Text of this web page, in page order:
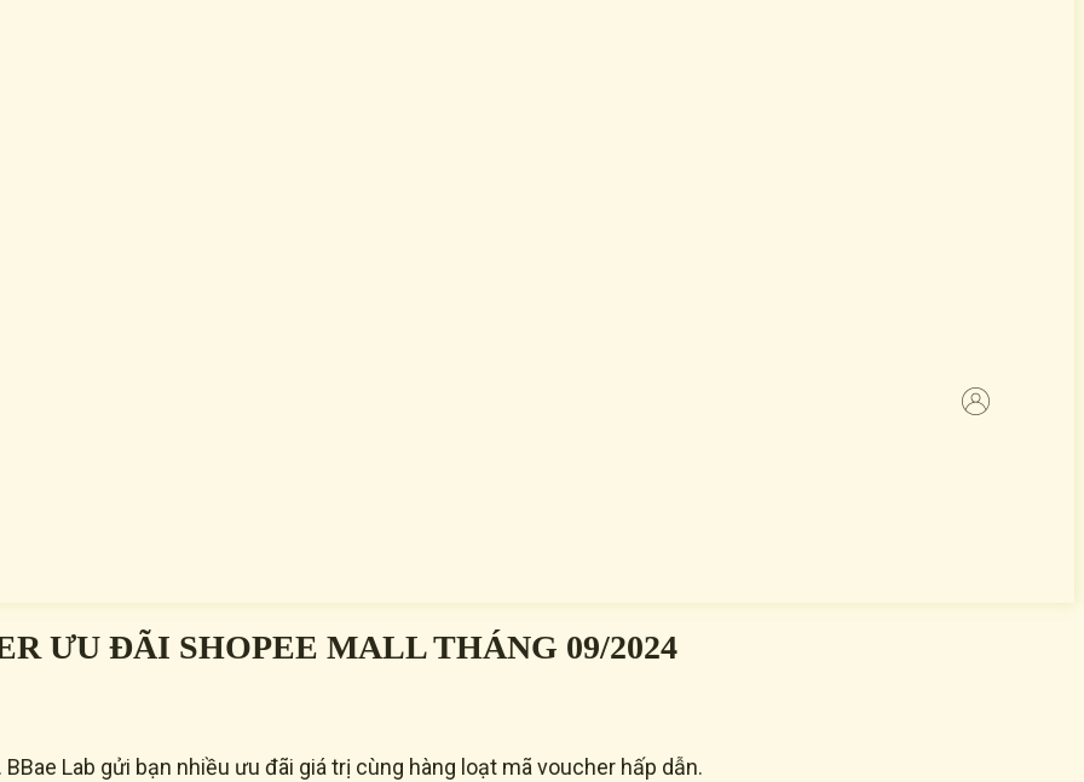
ƯU ĐÃI SHOPEE MALL THÁNG 09/2024
Lab gửi bạn nhiều ưu đãi giá trị cùng hàng loạt mã voucher hấp dẫn.